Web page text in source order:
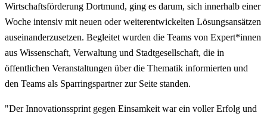
Wirtschaftsförderung Dortmund, ging es darum, sich innerhalb einer
Woche intensiv mit neuen oder weiterentwickelten Lösungsansätzen
auseinanderzusetzen. Begleitet wurden die Teams von Expert*innen
aus Wissenschaft, Verwaltung und Stadtgesellschaft, die in
öffentlichen Veranstaltungen über die Thematik informierten und
den Teams als Sparringspartner zur Seite standen.
"Der Innovationssprint gegen Einsamkeit war ein voller Erfolg und